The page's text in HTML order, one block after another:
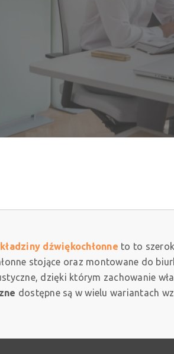
dźwiękochłonne to to
stojące oraz montowane do
dzięki którym zachowanie
dostępne są w wielu wariantach